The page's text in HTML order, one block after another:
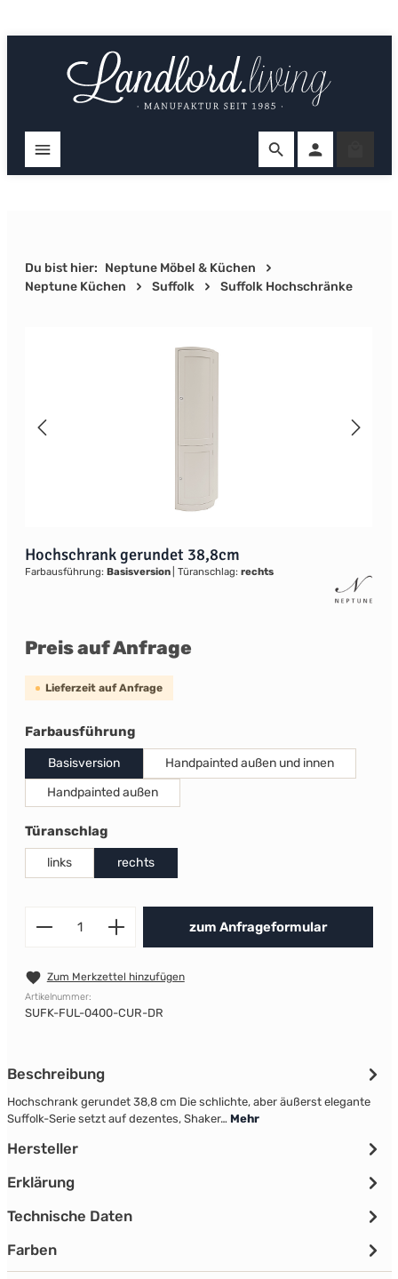
Du bist hier: Neptune Möbel & Küchen
Neptune Küchen
Suffolk Suffolk Hochschränke
Hochschrank gerundet 38,8cm
Farbausführung: Basisversion Türanschlag: rechts
Preis auf Anfrage
Lieferzeit auf Anfrage
Farbausführungauswählen
Basisversion
Handpainted außen und innen
Handpainted außen
Türanschlagauswählen
links rechts
Produkt Anzahl: Gib den
zum Anfrageformular
Zum Merkzettel hinzufügen
Artikelnummer:
SUFK-FUL-0400-CUR-DR
Beschreibung
Hochschrank gerundet 38,8 cm Die schlichte, aber äußerst elegante
Suffolk-Serie setzt auf dezentes, Shaker… Mehr
Hersteller
Erklärung
Technische Daten
Farben